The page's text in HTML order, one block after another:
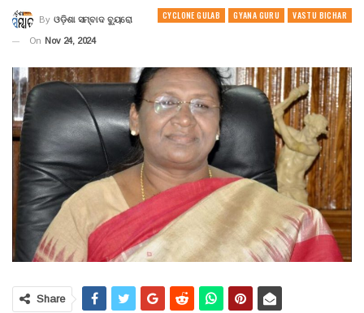
CYCLONE GULAB GYANA GURU VASTU BICHAR
By ଓଡ଼ିଶା ସମ୍ବାଦ ବ୍ୟୁରୋ
On Nov 24, 2024
Share